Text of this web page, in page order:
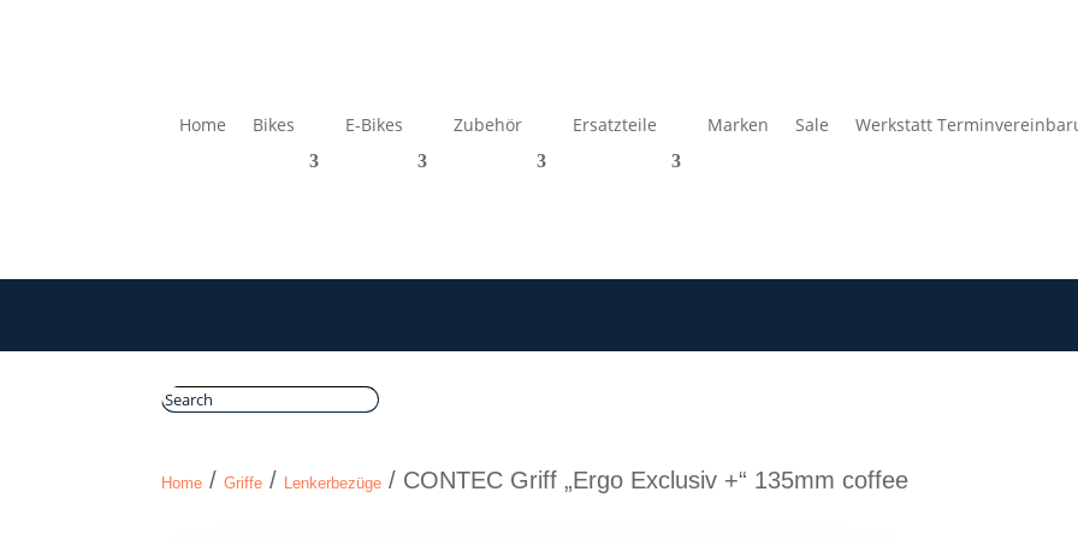
Home Bikes E-Bikes Zubehör Ersatzteile Marken Sale Werkstatt
Home /Griffe / Lenkerbezüge / CONTEC Griff „Ergo Exclusiv +“ 135mm coffee